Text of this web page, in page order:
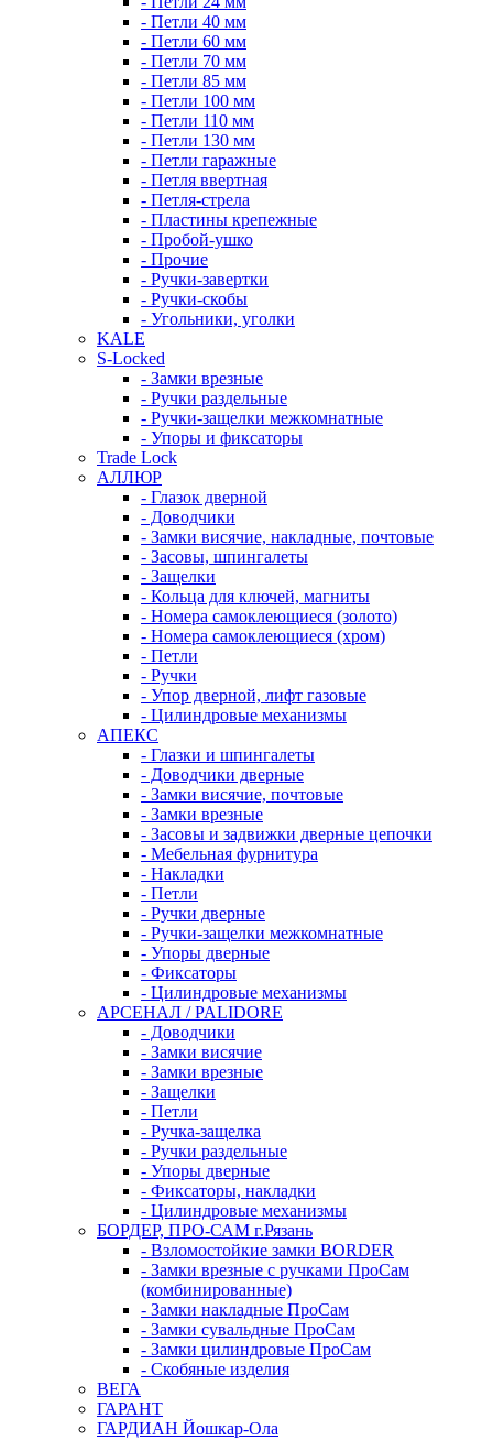
- Петли 40 мм
- Петли 60 мм
- Петли 70 мм
- Петли 85 мм
- Петли 100 мм
- Петли 110 мм
- Петли 130 мм
- Петли гаражные
- Петля ввертная
- Петля-стрела
- Пластины крепежные
- Пробой-ушко
- Прочие
- Ручки-завертки
- Ручки-скобы
- Угольники, уголки
KALE
S-Locked
- Замки врезные
- Ручки раздельные
- Ручки-защелки межкомнатные
- Упоры и фиксаторы
Trade Lock
АЛЛЮР
- Глазок дверной
- Доводчики
- Замки висячие, накладные, почтовые
- Засовы, шпингалеты
- Защелки
- Кольца для ключей, магниты
- Номера самоклеющиеся (золото)
- Номера самоклеющиеся (хром)
- Петли
- Ручки
- Упор дверной, лифт газовые
- Цилиндровые механизмы
АПЕКС
- Глазки и шпингалеты
- Доводчики дверные
- Замки висячие, почтовые
- Замки врезные
- Засовы и задвижки дверные цепочки
- Мебельная фурнитура
- Накладки
- Петли
- Ручки дверные
- Ручки-защелки межкомнатные
- Упоры дверные
- Фиксаторы
- Цилиндровые механизмы
АРСЕНАЛ / PALIDORE
- Доводчики
- Замки висячие
- Замки врезные
- Защелки
- Петли
- Ручка-защелка
- Ручки раздельные
- Упоры дверные
- Фиксаторы, накладки
- Цилиндровые механизмы
БОРДЕР, ПРО-САМ г.Рязань
- Взломостойкие замки BORDER
- Замки врезные с ручками ПроСам
(комбинированные)
- Замки накладные ПроСам
- Замки сувальдные ПроСам
- Замки цилиндровые ПроСам
- Скобяные изделия
ВЕГА
ГАРАНТ
ГАРДИАН Йошкар-Ола